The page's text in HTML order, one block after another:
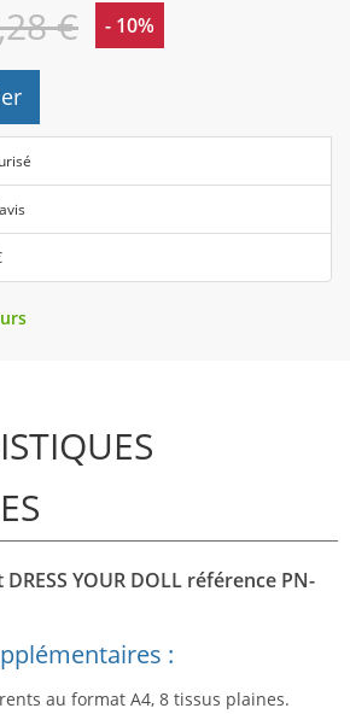
€ - 10%
YOUR DOLL référence PN-
:
au format A4, 8 tissus plaines.